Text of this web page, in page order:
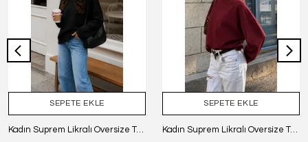
SEPETE EKLE
Kadın Suprem Likralı Oversize T-Shirt - SİYAH
SEPETE EKLE
Kadın Suprem Likralı Oversize T-Shirt - BORDO